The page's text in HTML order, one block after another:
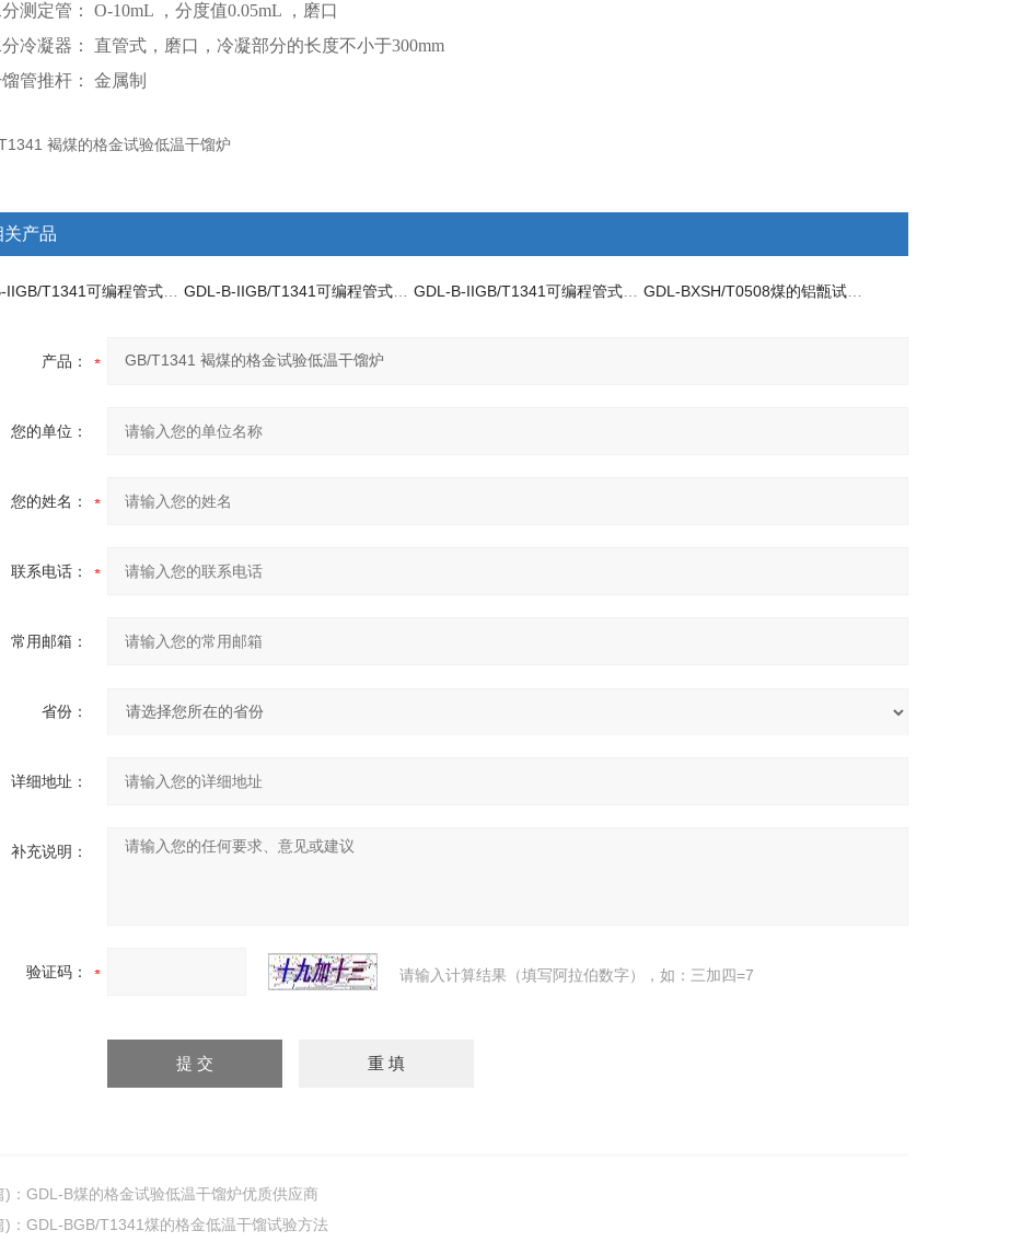
测定管： O-10mL ，分度值0.05mL ，磨口
分冷凝器： 直管式，磨口，冷凝部分的长度不小于300mm
管推杆： 金属制
关产品
产品：
您的单位：
您的姓名：
联系电话：
常用邮箱：
省份：
详细地址：
补充说明：
验证码： 请输入计算结果（填写阿拉伯数字），如：三加四=7
) ： GDL-B煤的格金试验低温干馏炉优质供应商
) ： GDL-BGB/T1341煤的格金低温干馏试验方法